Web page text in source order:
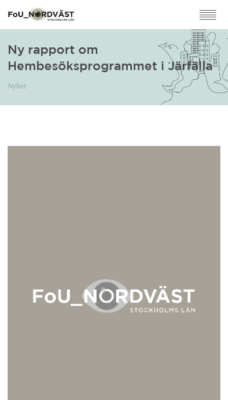
Ny rapport om
Hembesöksprogrammet i Järfälla
Nyhet